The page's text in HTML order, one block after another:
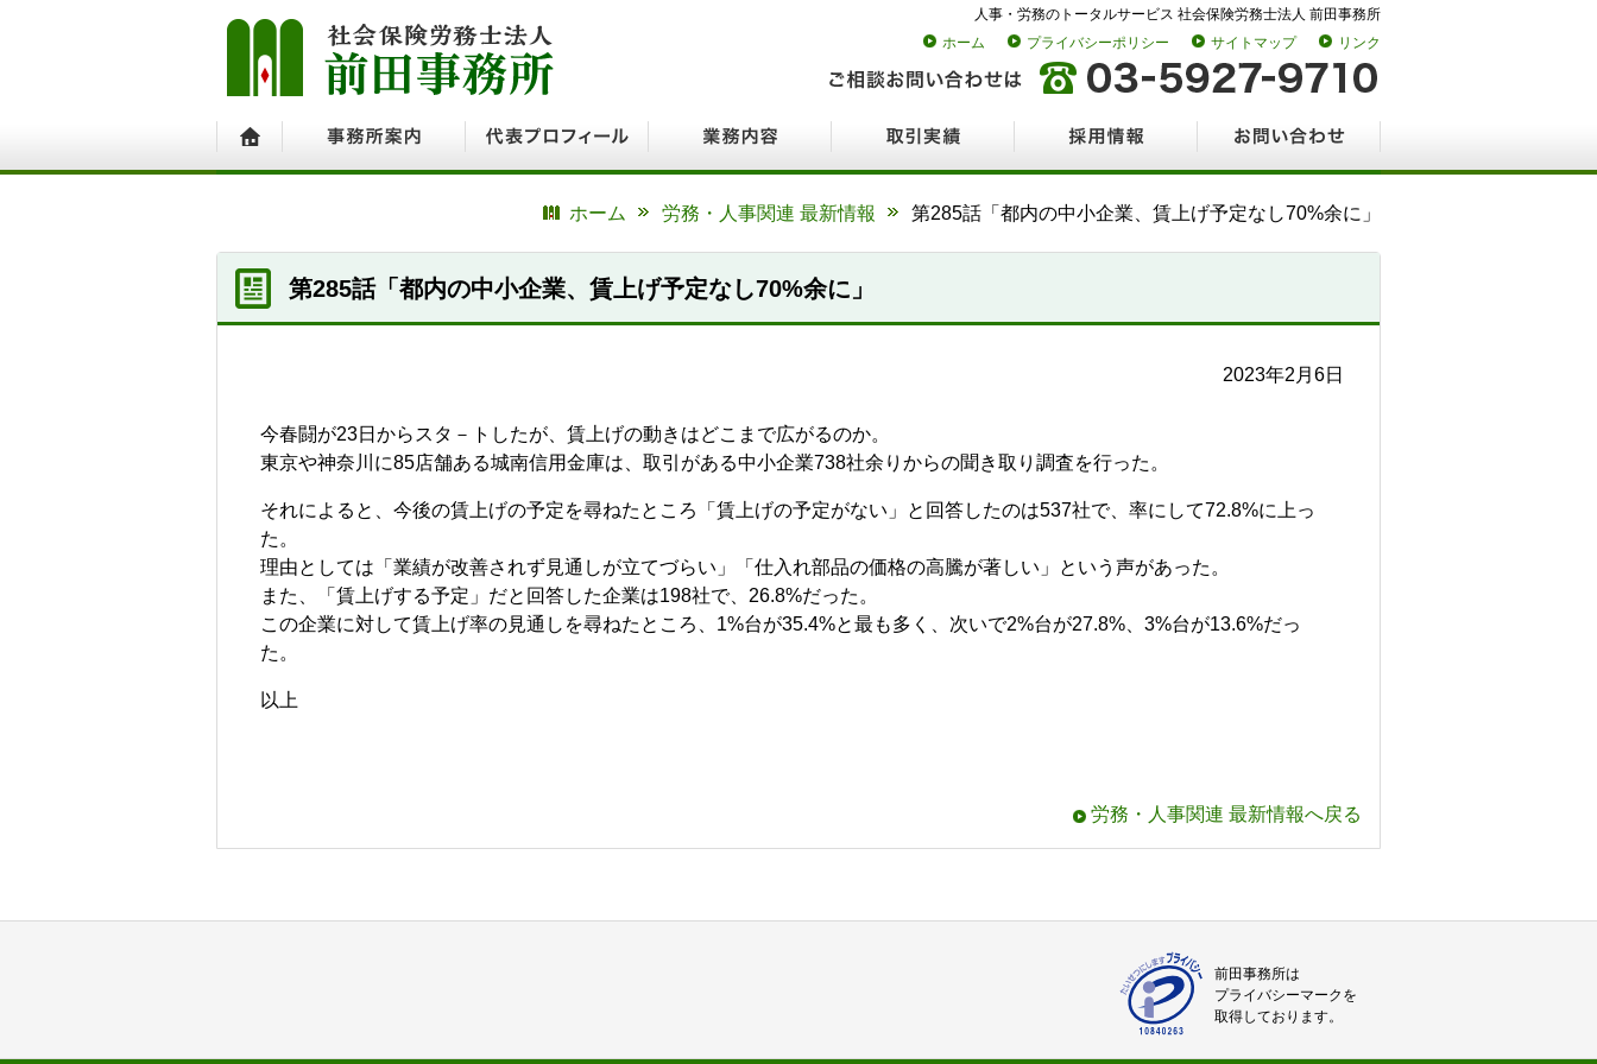
人事・労務のトータルサービス 社会保険労務士法人 前田事務所
ホーム
プライバシーポリシー サイトマップ リンク
ホーム
労務・人事関連 最新情報 第285話「都内の中小企業、賃上げ予定なし70%余に」
第285話「都内の中小企業、賃上げ予定なし70%余に」
2023年2月6日
今春闘が23日からスタ－トしたが、賃上げの動きはどこまで広がるのか。
東京や神奈川に85店舗ある城南信用金庫は、取引がある中小企業738社余りからの聞き取り調査を行った。
それによると、今後の賃上げの予定を尋ねたところ「賃上げの予定がない」と回答したのは537社で、率にして72.8%に上っ
た。
理由としては「業績が改善されず見通しが立てづらい」「仕入れ部品の価格の高騰が著しい」という声があった。
また、「賃上げする予定」だと回答した企業は198社で、26.8%だった。
この企業に対して賃上げ率の見通しを尋ねたところ、1%台が35.4%と最も多く、次いで2%台が27.8%、3%台が13.6%だっ
た。
以上
労務・人事関連 最新情報へ戻る
前田事務所は
プライバシーマークを
取得しております。